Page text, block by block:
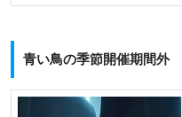
青い鳥の季節開催期間外